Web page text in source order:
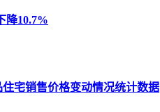
降10.7%
宅销售价格变动情况统计数据